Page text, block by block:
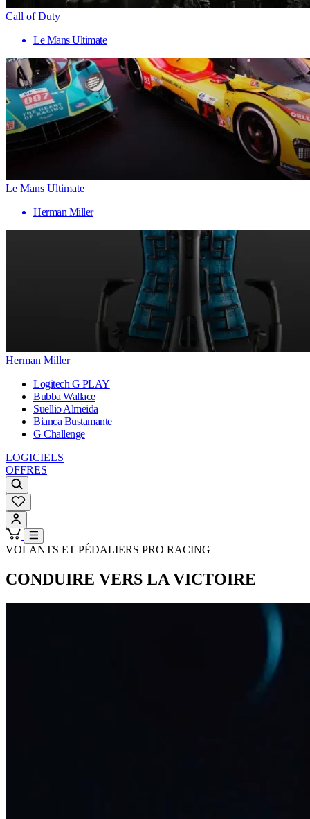
Call of Duty
Le Mans Ultimate
Le Mans Ultimate
Herman Miller
Herman Miller
Logitech G PLAY
Bubba Wallace
Suellio Almeida
Bianca Bustamante
G Challenge
LOGICIELS
OFFRES
VOLANTS ET PÉDALIERS PRO RACING
CONDUIRE VERS LA VICTOIRE